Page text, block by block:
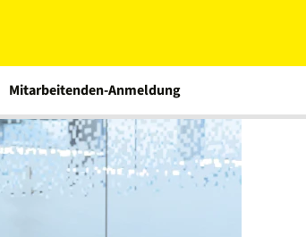
Mitarbeitenden-Anmeldung